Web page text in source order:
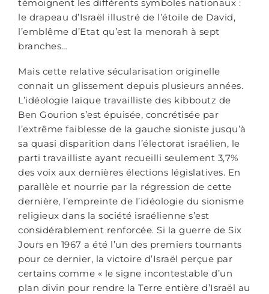
témoignent les différents symboles nationaux :
le drapeau d’Israël illustré de l’étoile de David,
l’emblême d’Etat qu’est la menorah à sept
branches…
Mais cette relative sécularisation originelle
connait un glissement depuis plusieurs années.
L’idéologie laïque travailliste des kibboutz de
Ben Gourion s’est épuisée, concrétisée par
l’extrême faiblesse de la gauche sioniste jusqu’à
sa quasi disparition dans l’électorat israélien, le
parti travailliste ayant recueilli seulement 3,7%
des voix aux dernières élections législatives. En
parallèle et nourrie par la régression de cette
dernière, l’empreinte de l’idéologie du sionisme
religieux dans la société israélienne s’est
considérablement renforcée. Si la guerre de Six
Jours en 1967 a été l’un des premiers tournants
pour ce dernier, la victoire d’Israël perçue par
certains comme « le signe incontestable d’un
plan divin pour rendre la Terre entière d’Israël au